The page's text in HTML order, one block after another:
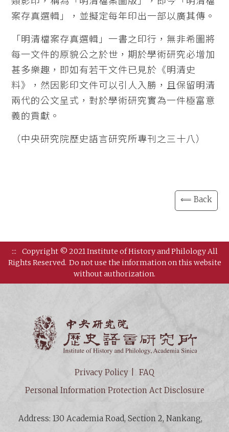
案存真選輯」，並擬定每年印出一部以廣其傳。
「明清檔案存真選輯」一書之印行，無非希圖將
每一文件的原貌公之於世，期於學術研究必增加
甚多樂趣，即如有若干文件已見於《明清史
料》，然因影印文件可以引人入勝，且保留明清
兩代的公文呈式，對於學術研究實為一件極富意
義的貢獻。
（中央研究院歷史語言研究所專刊之三十八）
⟸ Back
:::
Copyright © 2021 Institute of History and Philology All
Rights Reserved. Do not use the information on this website
without authorization.
Privacy Policy
FAQ
Personal Information Protection Act Disclosure
Address: 130 Academia Road, Section 2, Nankang,